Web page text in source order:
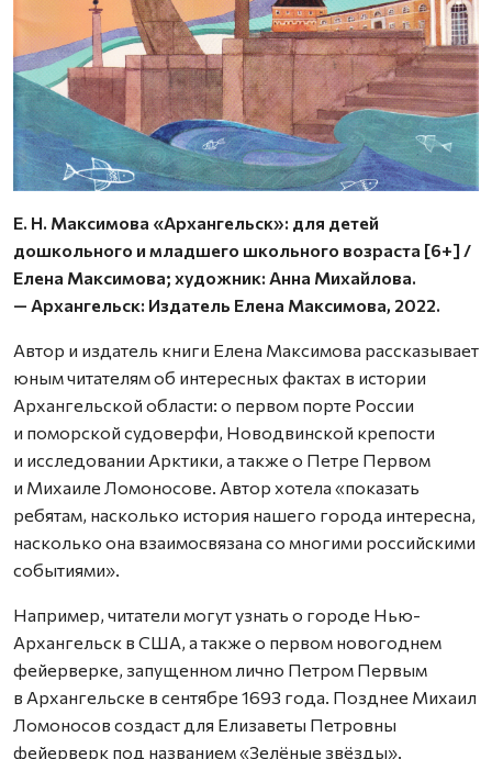
Е. Н. Максимова «Архангельск»: для детей
дошкольного и младшего школьного возраста [6+] /
Елена Максимова; художник: Анна Михайлова.
— Архангельск: Издатель Елена Максимова, 2022.
Автор и издатель книги Елена Макси­мова рассказывает
юным читателям об интересных фактах в истории
Архангельской области: о первом порте России
и поморской судоверфи, Новодвинской крепости
и исследовании Арктики, а также о Петре Первом
и Михаиле Ломоносове. Автор хотела «показать
ребятам, насколько история нашего города интересна,
насколько она взаимосвязана со многими российскими
событиями».
Например, читатели могут узнать о городе Нью-
Архангельск в США, а также о первом новогоднем
фейерверке, запущенном лично Петром Первым
в Архангельске в сентябре 1693 года. Позднее Михаил
Ломоносов создаст для Елизаветы Петровны
фейерверк под названием «Зелёные звёзды».